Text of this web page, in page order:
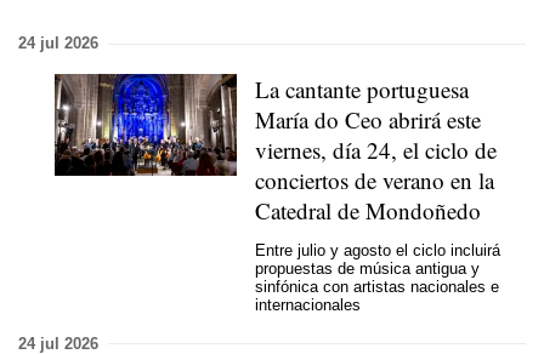
24 jul 2026
La cantante portuguesa
María do Ceo abrirá este
viernes, día 24, el ciclo de
conciertos de verano en la
Catedral de Mondoñedo
Entre julio y agosto el ciclo incluirá
propuestas de música antigua y
sinfónica con artistas nacionales e
internacionales
24 jul 2026